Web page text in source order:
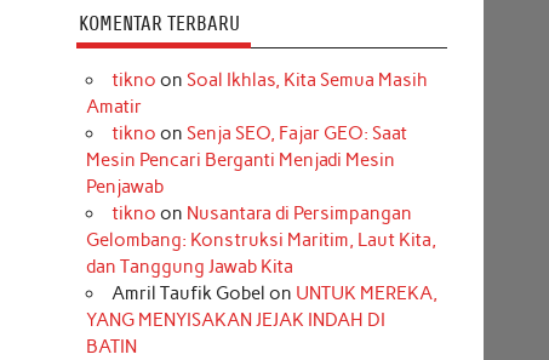
KOMENTAR TERBARU
tikno on Soal Ikhlas, Kita Semua Masih
Amatir
tikno on Senja SEO, Fajar GEO: Saat
Mesin Pencari Berganti Menjadi Mesin
Penjawab
tikno on Nusantara di Persimpangan
Gelombang: Konstruksi Maritim, Laut Kita,
dan Tanggung Jawab Kita
Amril Taufik Gobel on UNTUK MEREKA,
YANG MENYISAKAN JEJAK INDAH DI
BATIN